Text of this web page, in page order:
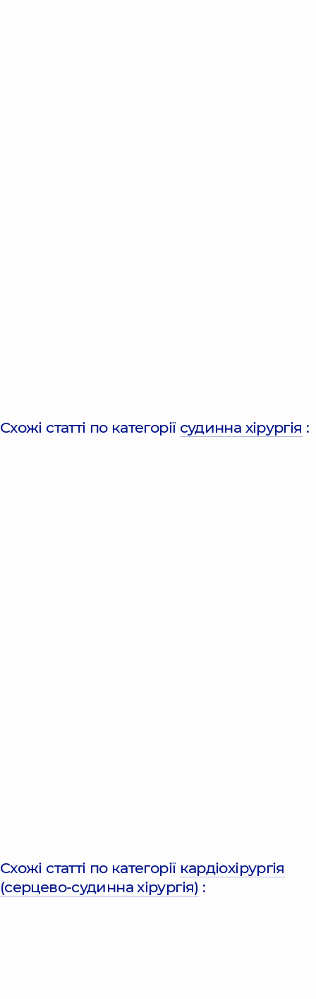
Схожі статті по категорії судинна хірургія :
Схожі статті по категорії кардіохірургія
(серцево-судинна хірургія) :